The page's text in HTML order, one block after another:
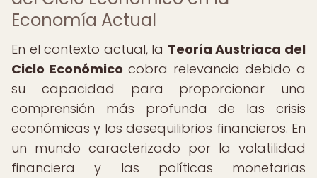
Economía Actual
En el contexto actual, la Teoría Austriaca del
Ciclo Económico cobra relevancia debido a
su capacidad para proporcionar una
comprensión más profunda de las crisis
económicas y los desequilibrios financieros. En
un mundo caracterizado por la volatilidad
financiera y las políticas monetarias